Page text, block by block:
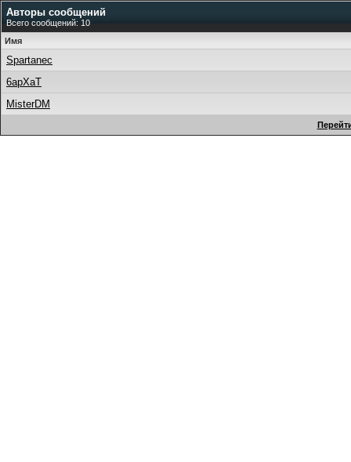
Авторы сообщений
Всего сообщений: 10
Имя
Spartanec
6apXaT
MisterDM